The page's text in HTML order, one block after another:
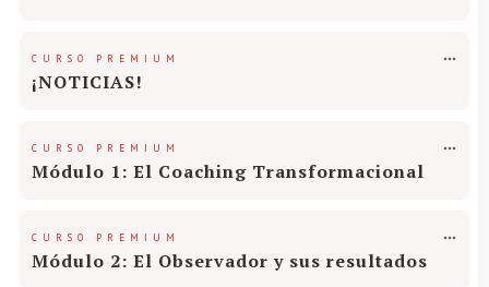
CURSO PREMIUM
¡NOTICIAS!
CURSO PREMIUM
Módulo 1: El Coaching Transformacional
CURSO PREMIUM
Módulo 2: El Observador y sus resultados